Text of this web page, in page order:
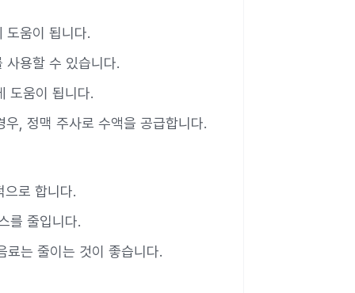
도움이 됩니다.
사용할 수 있습니다.
도움이 됩니다.
, 정맥 주사로 수액을 공급합니다.
으로 합니다.
를 줄입니다.
료는 줄이는 것이 좋습니다.